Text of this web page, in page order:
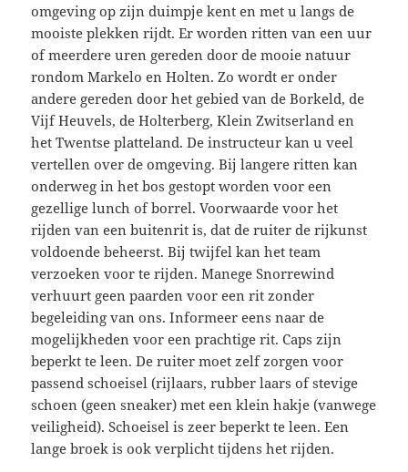
omgeving op zijn duimpje kent en met u langs de
mooiste plekken rijdt. Er worden ritten van een uur
of meerdere uren gereden door de mooie natuur
rondom Markelo en Holten. Zo wordt er onder
andere gereden door het gebied van de Borkeld, de
Vijf Heuvels, de Holterberg, Klein Zwitserland en
het Twentse platteland. De instructeur kan u veel
vertellen over de omgeving. Bij langere ritten kan
onderweg in het bos gestopt worden voor een
gezellige lunch of borrel. Voorwaarde voor het
rijden van een buitenrit is, dat de ruiter de rijkunst
voldoende beheerst. Bij twijfel kan het team
verzoeken voor te rijden. Manege Snorrewind
verhuurt geen paarden voor een rit zonder
begeleiding van ons. Informeer eens naar de
mogelijkheden voor een prachtige rit. Caps zijn
beperkt te leen. De ruiter moet zelf zorgen voor
passend schoeisel (rijlaars, rubber laars of stevige
schoen (geen sneaker) met een klein hakje (vanwege
veiligheid). Schoeisel is zeer beperkt te leen. Een
lange broek is ook verplicht tijdens het rijden.